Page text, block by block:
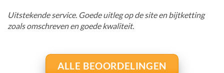
Uitstekende service. Goede uitleg op de site en bijtketting
zoals omschreven en goede kwaliteit.
ALLE BEOORDELINGEN